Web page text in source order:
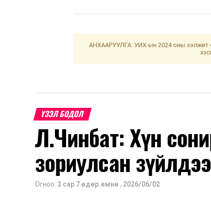
АНХААРУУЛГА: УИХ-ын 2024 оны ээлжит
ҮЗЭЛ БОДОЛ
Л.Чинбат: Хүн
зориулсан
Огноо: 2 сар 7 өдөр.өмнө , 2026/06/02